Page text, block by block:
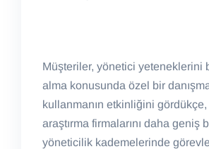
Müşteriler, yönetici yeteneklerini
alma konusunda özel bir
kullanmanın etkinliğini
araştırma firmalarını daha geniş
yöneticilik kademelerinde